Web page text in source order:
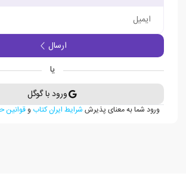
ایمیل
ارسال
یا
ورود با گوگل
ورود شما به معنای پذیرش شرایط ایران کتاب و